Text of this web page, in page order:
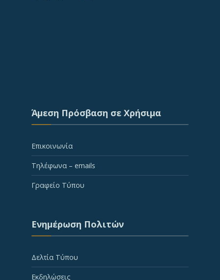
Άμεση Πρόσβαση σε Χρήσιμα
Επικοινωνία
Τηλέφωνα – emails
Γραφείο Τύπου
Ενημέρωση Πολιτών
Δελτία Τύπου
Εκδηλώσεις